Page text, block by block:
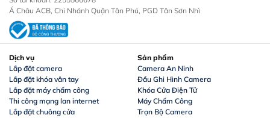
PANACO – Chuyên dau ghi hinh IP chính hãng, giá tốt
Liên hệ ngayvới PANACO để được tư vấn lựa chọn và báo
giá tốt nhất khi mua đầu ghi hình IP chất lượng cao!
Dịch vụ
Lắp đặt camera
Lắp đặt khóa vân tay
Lắp đặt máy chấm công
Thi công mạng lan internet
Lắp đặt chuông cửa
Sản phẩm
Camera An Ninh
Đầu Ghi Hình Camera
Khóa Cửa Điện Tử
Máy Chấm Công
Trọn Bộ Camera
Á Châu ACB, Chi Nhánh Quận Tân Phú, PGD Tân Sơn Nhì